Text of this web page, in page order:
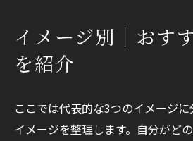
イメージ別｜おす
を紹介
ここでは代表的な3つのイメージ
イメージを整理します。自分がど